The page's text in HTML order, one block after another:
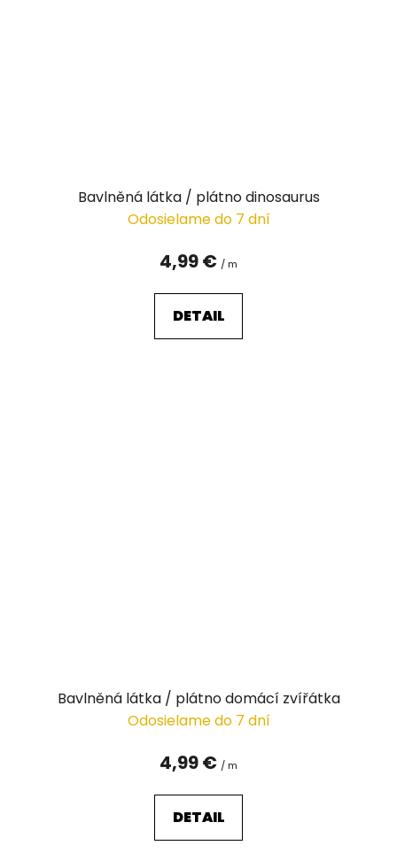
Bavlněná látka / plátno dinosaurus
Odosielame do 7 dní
4,99 € / m
DETAIL
Bavlněná látka / plátno domácí zvířátka
Odosielame do 7 dní
4,99 € / m
DETAIL